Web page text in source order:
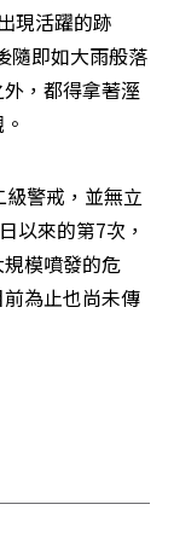
現活躍的跡
隨即如大雨般落
，都得拿著溼
警戒，並無立
以來的第7次，
模噴發的危
為止也尚未傳